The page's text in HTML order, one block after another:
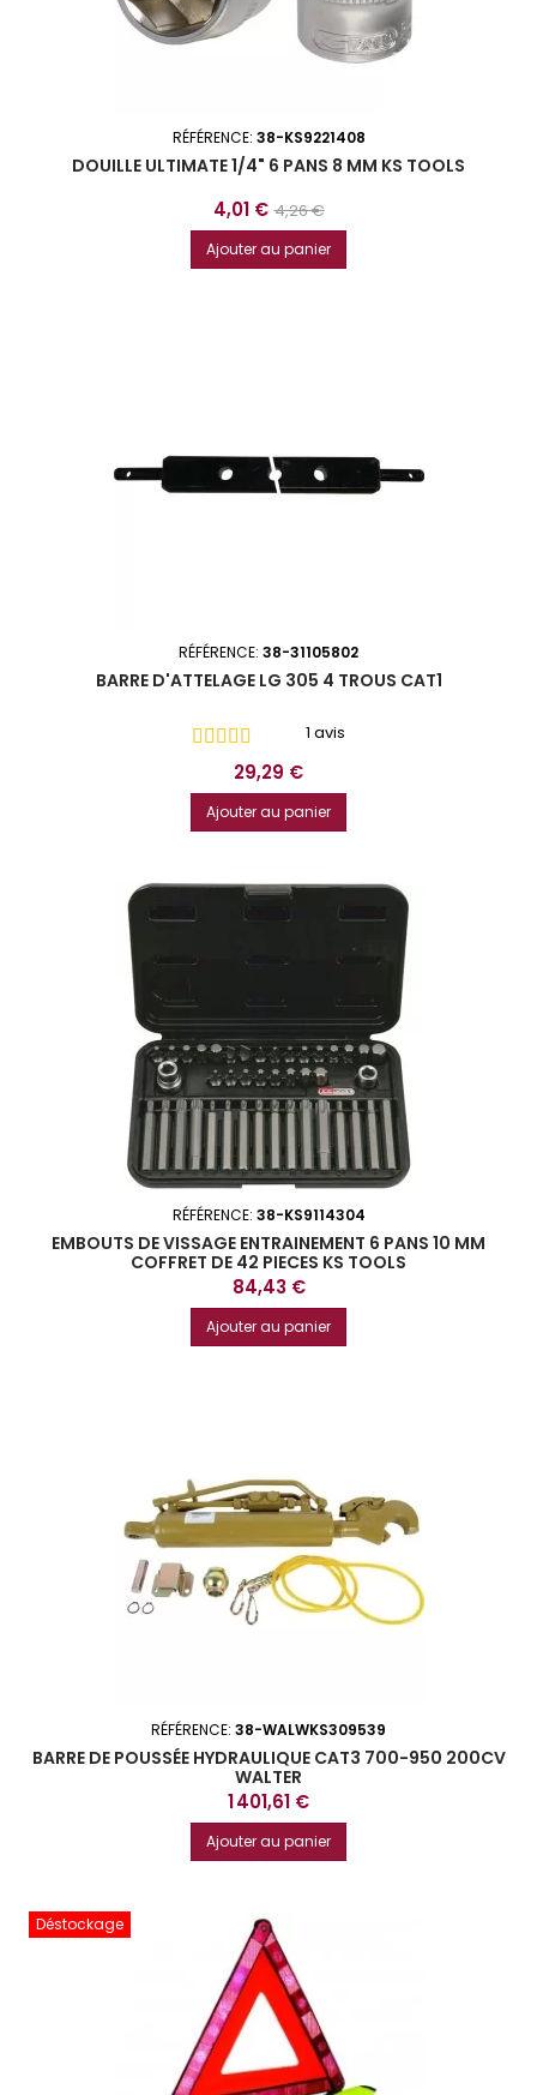
RÉFÉRENCE: 38-KS9221408
DOUILLE ULTIMATE 1/4" 6 PANS 8 MM KS TOOLS
Prix
4,01 € Prix
de
base
4,26 €
Ajouter au panier
RÉFÉRENCE: 38-31105802
BARRE D'ATTELAGE LG 305 4 TROUS CAT1
1 avis
Prix
29,29 €
Ajouter au panier
RÉFÉRENCE: 38-KS9114304
EMBOUTS DE VISSAGE ENTRAINEMENT 6 PANS 10 MM
COFFRET DE 42 PIECES KS TOOLS
Prix
84,43 €
Ajouter au panier
RÉFÉRENCE: 38-WALWKS309539
BARRE DE POUSSÉE HYDRAULIQUE CAT3 700-950 200CV
WALTER
Prix
1 401,61 €
Ajouter au panier
Déstockage